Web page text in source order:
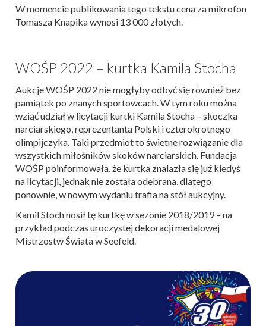
W momencie publikowania tego tekstu cena za mikrofon
Tomasza Knapika wynosi 13 000 złotych.
WOŚP 2022 – kurtka Kamila Stocha
Aukcje WOŚP 2022 nie mogłyby odbyć się również bez
pamiątek po znanych sportowcach. W tym roku można
wziąć udział w licytacji kurtki Kamila Stocha – skoczka
narciarskiego, reprezentanta Polski i czterokrotnego
olimpijczyka. Taki przedmiot to świetne rozwiązanie dla
wszystkich miłośników skoków narciarskich. Fundacja
WOŚP poinformowała, że kurtka znalazła się już kiedyś
na licytacji, jednak nie została odebrana, dlatego
ponownie, w nowym wydaniu trafia na stół aukcyjny.
Kamil Stoch nosił tę kurtkę w sezonie 2018/2019 – na
przykład podczas uroczystej dekoracji medalowej
Mistrzostw Świata w Seefeld.